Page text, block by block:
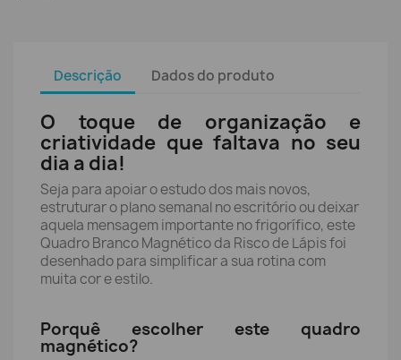
Descrição Dados do produto
O toque de organização e
criatividade que faltava no seu
dia a dia!
Seja para apoiar o estudo dos mais novos,
estruturar o plano semanal no escritório ou deixar
aquela mensagem importante no frigorífico, este
Quadro Branco Magnético da Risco de Lápis foi
desenhado para simplificar a sua rotina com
muita cor e estilo.
Porquê escolher este quadro
magnético?